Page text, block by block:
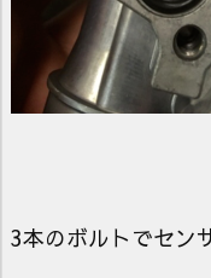
3本のボルトでセン